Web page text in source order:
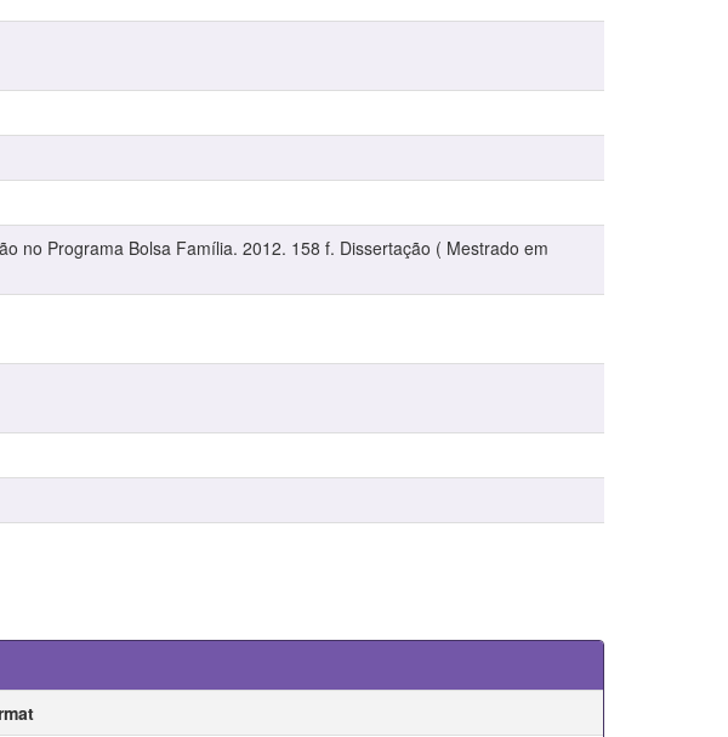
no Programa Bolsa Família. 2012. 158 f. Dissertação ( Mestrado em